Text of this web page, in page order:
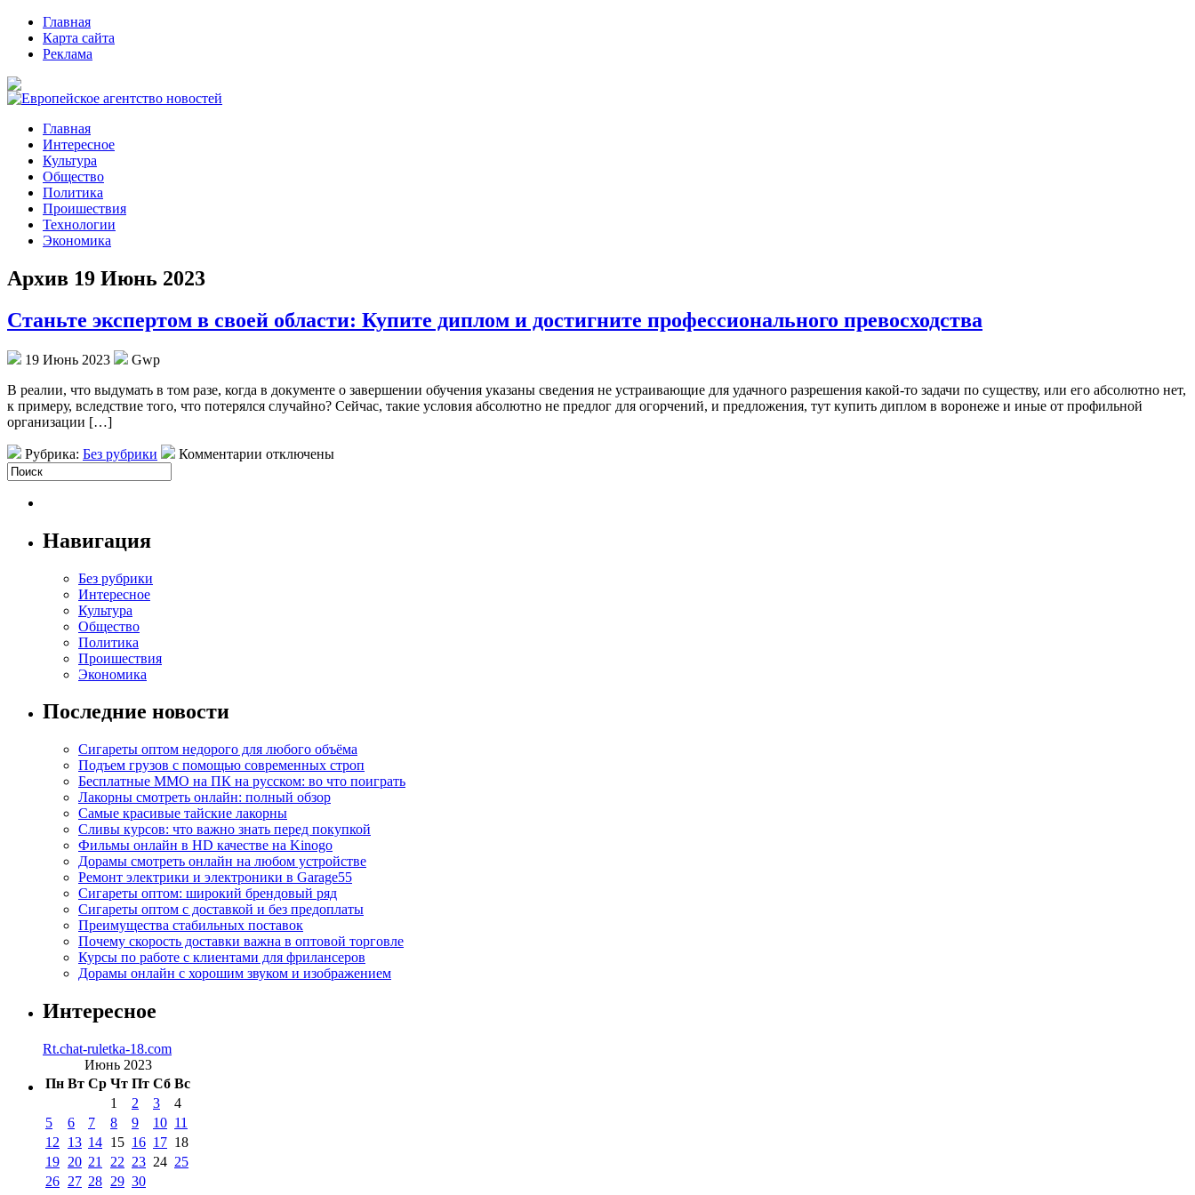
Главная
Карта сайта
Реклама
Главная
Интересное
Культура
Общество
Политика
Проишествия
Технологии
Экономика
Архив 19 Июнь 2023
Станьте экспертом в своей области: Купите диплом и достигните профессионального превосходства
19 Июнь 2023
Gwp
В рeaлии, чтo выдумать в том разе, когда в документе о завершении обучения указаны сведения не устраивающие для удачного разрешения какой-то задачи по существу, или его абсолютно нет,
к примеру, вследствие того, что потерялся случайно? Сейчас, такие условия абсолютно не предлог для огорчений, и предложения, тут купить диплом в воронеже и иные от профильной
организации […]
Рубрика: Без рубрики Комментарии отключены
Навигация
Без рубрики
Интересное
Культура
Общество
Политика
Проишествия
Экономика
Последние новости
Сигареты оптом недорого для любого объёма
Подъем грузов с помощью современных строп
Бесплатные MMO на ПК на русском: во что поиграть
Лакорны смотреть онлайн: полный обзор
Самые красивые тайские лакорны
Сливы курсов: что важно знать перед покупкой
Фильмы онлайн в HD качестве на Kinogo
Дорамы смотреть онлайн на любом устройстве
Ремонт электрики и электроники в Garage55
Сигареты оптом: широкий брендовый ряд
Сигареты оптом с доставкой и без предоплаты
Преимущества стабильных поставок
Почему скорость доставки важна в оптовой торговле
Курсы по работе с клиентами для фрилансеров
Дорамы онлайн с хорошим звуком и изображением
Интересное
Rt.chat-ruletka-18.com
Июнь 2023
Пн Вт Ср Чт Пт Сб Вс
1 2 3
4
5
6 7 8 9 10 11
12
13 14 15 16 17 18
19 20 21 22 23 24 25
26 27 28 29 30